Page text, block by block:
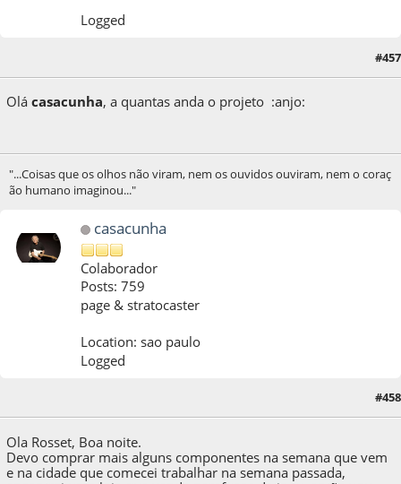
Logged
#457
Olácasacunha, a quantas anda o projeto :anjo:
"...Coisas que os olhos não viram, nem os ouvidos ouviram, nem o coraç
ão humano imaginou..."
casacunha
Colaborador
Posts: 759
page & stratocaster
Location: sao paulo
Logged
: 20 de October de 2018, as 14:59:44#458
Ola Rosset, Boa noite.
Devo comprar mais alguns componentes na semana que vem
e na cidade que comecei trabalhar na semana passada,